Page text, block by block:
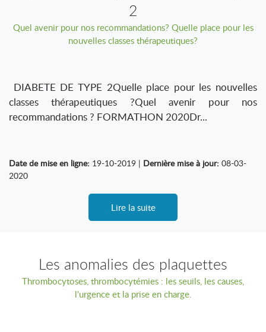
2
Quel avenir pour nos recommandations? Quelle place pour les
nouvelles classes thérapeutiques?
DIABETE DE TYPE 2Quelle place pour les nouvelles
classes thérapeutiques ?Quel avenir pour nos
recommandations ? FORMATHON 2020Dr...
Date de mise en ligne: 19-10-2019 | Dernière mise à jour: 08-03-
2020
Lire la suite
Les anomalies des plaquettes
Thrombocytoses, thrombocytémies : les seuils, les causes,
l'urgence et la prise en charge.